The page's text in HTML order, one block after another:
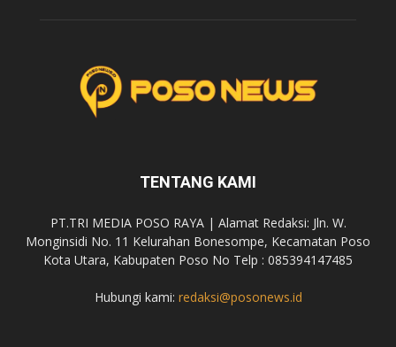
TENTANG KAMI
PT.TRI MEDIA POSO RAYA | Alamat Redaksi: Jln. W.
Monginsidi No. 11 Kelurahan Bonesompe, Kecamatan Poso
Kota Utara, Kabupaten Poso No Telp : 085394147485
Hubungi kami: redaksi@posonews.id